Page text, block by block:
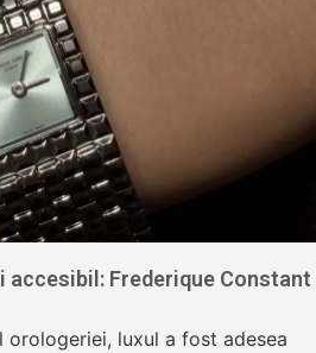
accesibil: Frederique Constant
luxul a fost adesea